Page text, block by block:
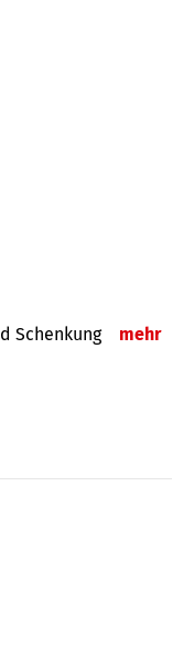
Schenkung mehr